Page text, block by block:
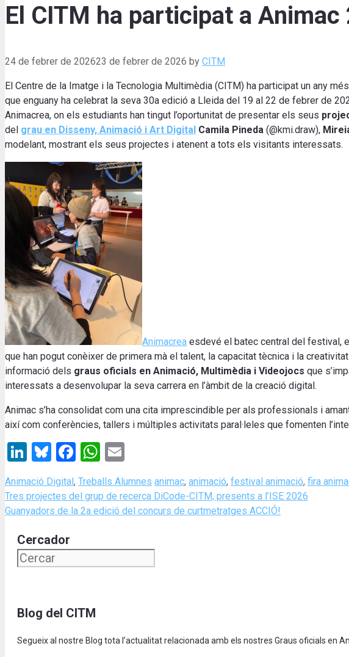
El CITM ha participat a Animac
24 de febrer de 202623 de febrer de 2026 by CITM
El Centre de la Imatge i la Tecnologia Multimèdia (CITM) ha participat un any
que enguany ha celebrat la seva 30a edició a Lleida del 19 al 22 de febrer de
Animacrea, on els estudiants han tingut l’oportunitat de presentar els seus
del grau en Disseny, Animació i Art Digital Camila Pineda (@kmi.draw),
modelant, mostrant els seus projectes i atenent a tots els visitants interessats.
Animacrea esdevé el batec central del festival,
que han pogut conèixer de primera mà el talent, la capacitat tècnica i la
informació dels graus oficials en Animació, Multimèdia i Videojocs que
interessats a desenvolupar la seva carrera en l’àmbit de la creació digital.
Animac s’ha consolidat com una cita imprescindible per als professionals i
així com conferències, tallers i múltiples activitats paral·leles que fomenten
LinkedIn
Bluesky
Facebook
WhatsApp
Categories
Animació Digital, Treballs Alumnes Tags
animac, animació, festival animació, fira
Tres projectes del grup de recerca DiCode-CITM, presents a l’ISE 2026
Guanyadors de la 2a edició del concurs de curtmetratges ACCIÓ!
Cercador
Blog del CITM
Segueix al nostre Blog tota l’actualitat relacionada amb els nostres Graus oficials en